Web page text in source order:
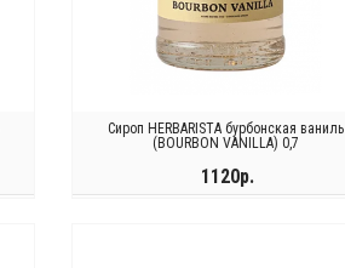
Сироп HERBARISTA бурбонская ваниль
(BOURBON VANILLA) 0,7
1120р.